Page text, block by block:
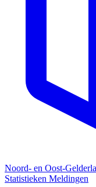
Noord- en Oost-
Statistieken Meldingen